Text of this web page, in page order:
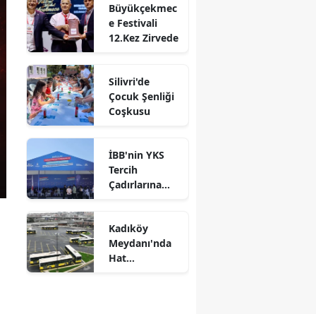
Büyükçekmec
e Festivali
12.Kez Zirvede
Silivri'de
Çocuk Şenliği
Coşkusu
İBB'nin YKS
Tercih
Çadırlarına
Kadıköy
Meydanı'nda
Hat